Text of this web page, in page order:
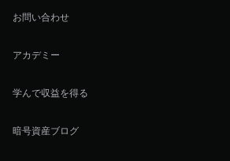
お問い合わせ
アカデミー
学んで収益を得る
暗号資産ブログ